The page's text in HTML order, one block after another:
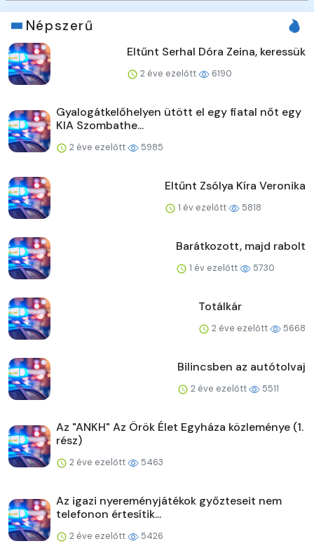
Népszerű
Eltűnt Serhal Dóra Zeina, keressük
2 éve ezelőtt 6190
Gyalogátkelőhelyen ütött el egy fiatal nőt egy
KIA Szombathe...
2 éve ezelőtt 5985
Eltűnt Zsólya Kíra Veronika
1 év ezelőtt 5818
Barátkozott, majd rabolt
1 év ezelőtt 5730
Totálkár
2 éve ezelőtt 5668
Bilincsben az autótolvaj
2 éve ezelőtt 5511
Az "ANKH" Az Örök Élet Egyháza közleménye (1.
rész)
2 éve ezelőtt 5463
Az igazi nyereményjátékok győzteseit nem
telefonon értesítik...
2 éve ezelőtt 5426